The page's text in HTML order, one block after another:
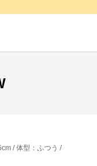
体型 ： ふつう